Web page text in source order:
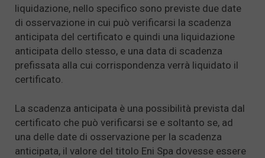
liquidazione, nello specifico sono previste due date
di osservazione in cui può verificarsi la scadenza
anticipata del certificato e quindi una liquidazione
anticipata dello stesso, e una data di scadenza
prefissata alla cui corrispondenza verrà liquidato il
certificato.
La scadenza anticipata è una possibilità prevista dal
certificato che può verificarsi se e soltanto se, ad
una delle date di osservazione per la scadenza
anticipata, il valore del titolo Eni Spa dovesse essere